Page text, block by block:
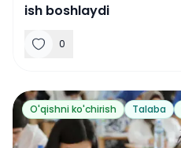
ish boshlaydi
0
O'qishni ko'chirish Talaba